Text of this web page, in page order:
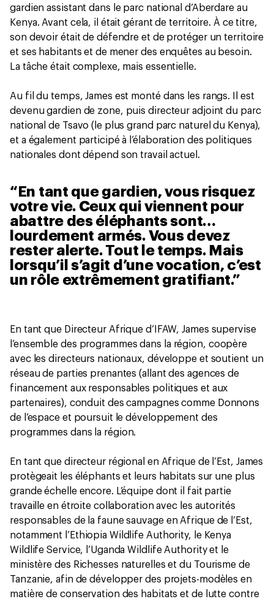
gardien assistant dans le parc national d’Aberdare au
Kenya. Avant cela, il était gérant de territoire. À ce titre,
son devoir était de défendre et de protéger un territoire
et ses habitants et de mener des enquêtes au besoin.
La tâche était complexe, mais essentielle.
Au fil du temps, James est monté dans les rangs. Il est
devenu gardien de zone, puis directeur adjoint du parc
national de Tsavo (le plus grand parc naturel du Kenya),
et a également participé à l’élaboration des politiques
nationales dont dépend son travail actuel.
En tant que gardien, vous risquez
votre vie. Ceux qui viennent pour
abattre des éléphants sont…
lourdement armés. Vous devez
rester alerte. Tout le temps. Mais
lorsqu’il s’agit d’une vocation, c’est
un rôle extrêmement gratifiant.
En tant que Directeur Afrique d’IFAW, James supervise
l’ensemble des programmes dans la région, coopère
avec les directeurs nationaux, développe et soutient un
réseau de parties prenantes (allant des agences de
financement aux responsables politiques et aux
partenaires), conduit des campagnes comme Donnons
de l’espace et poursuit le développement des
programmes dans la région.
En tant que directeur régional en Afrique de l’Est, James
protègeait les éléphants et leurs habitats sur une plus
grande échelle encore. L’équipe dont il fait partie
travaille en étroite collaboration avec les autorités
responsables de la faune sauvage en Afrique de l’Est,
notamment l’Ethiopia Wildlife Authority, le Kenya
Wildlife Service, l’Uganda Wildlife Authority et le
ministère des Richesses naturelles et du Tourisme de
Tanzanie, afin de développer des projets-modèles en
matière de conservation des habitats et de lutte contre